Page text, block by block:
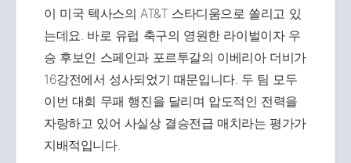
이 미국 텍사스의 AT&T 스타디움으로 쏠리고 있
는데요. 바로 유럽 축구의 영원한 라이벌이자 우
승 후보인 스페인과 포르투갈의 이베리아 더비가
16강전에서 성사되었기 때문입니다. 두 팀 모두
이번 대회 무패 행진을 달리며 압도적인 전력을
자랑하고 있어 사실상 결승전급 매치라는 평가가
지배적입니다.